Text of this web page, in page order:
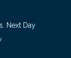
Next Day